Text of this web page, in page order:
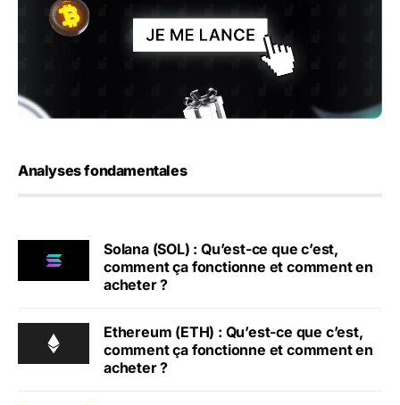
Analyses fondamentales
Solana (SOL) : Qu’est-ce que c’est,
comment ça fonctionne et comment en
acheter ?
Ethereum (ETH) : Qu’est-ce que c’est,
comment ça fonctionne et comment en
acheter ?